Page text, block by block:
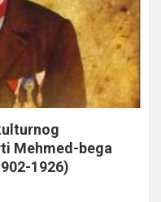
Mehmed-bega
1926)